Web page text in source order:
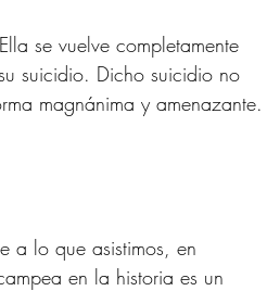
se vuelve completamente
suicidio. Dicho suicidio no
magnánima y amenazante.
a lo que asistimos, en
en la historia es un